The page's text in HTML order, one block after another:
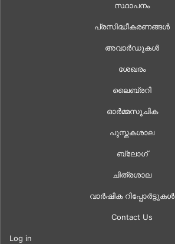
സ്ഥാപനം
പ്രസിദ്ധീകരണങ്ങൾ
അവാർഡുകൾ
ശേഖരം
ലൈബ്രറി
ഓർമ്മസൂചിക
പുസ്തകശാല
ബ്ലോഗ്
ചിത്രശാല
വാർഷിക റിപ്പോർട്ടുകൾ
Contact Us
Log in